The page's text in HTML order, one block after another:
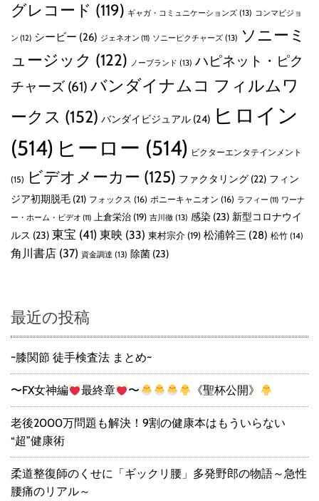
グレコード (119) ギャガ・コミュニケーションズ (13) コンマビジョ
ン (12) シービー (26) ジェネオン (11) ソニーピクチャーズ (13) ソニーミ
ュージック (122) ノーブランド (13) ハピネット・ピク
チャーズ (61) バンダイナムコ フィルムワ
ークス (152) バンダイビジュアル (24) ヒロイン
(514) ヒーロー (514) ビクターエンタテインメント
(15) ビデオメーカー (125) ファクタリング (22) フィン
ジア初期脱毛 (21) フォックス (16) ポニーキャニオン (16) ラフィー (11) ワーナ
ー・ホーム・ビデオ (11) 上倉栄治 (19) 吉川徹 (13) 感染 (23) 新型コロナウイ
ルス (23) 東宝 (41) 東映 (33) 東村宗介 (19) 松浦幹三 (28) 松竹 (14)
角川書店 (37) 資金調達 (13) 除菌 (23)
最近の投稿
~膝関節 徒手検査法 まとめ~
〜FX女神編 最終章 〜 《聖杯公開》
老後2000万問題も解決！9割の健康本はもういらない
“超”健康術
柔道整復師のくせに「ギックリ腰」多発野郎の物語～急性
腰痛のリアル～